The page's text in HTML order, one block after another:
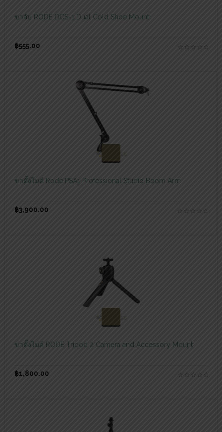
ขาจับ RODE DCS-1 Dual Cold Shoe Mount
฿555.00
สอบถามและสั่งซื้อสินค้า
ขาตั้งไมค์ Rode PSA1 Professional Studio Boom Arm
฿3,900.00
ขาตั้งไมค์ RODE Tripod 2 Camera and Accessory Mount
฿1,800.00